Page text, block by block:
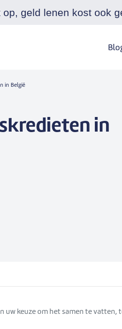
op, geld lenen kost ook
in België
in
uw keuze om het samen te vatten,